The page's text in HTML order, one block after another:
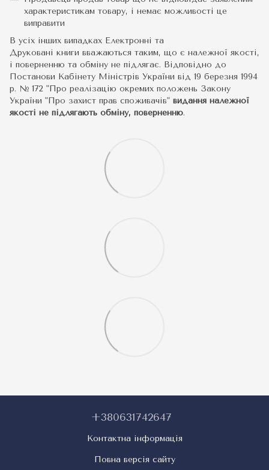
характеристикам товару, і немає можливості це
виправити
В усіх інших випадках Електронні та
Друковані книги вважаються таким, що є належної якості,
і поверненню та обміну не підлягає. Відповідно до
Постанови Кабінету Міністрів України від 19 березня 1994
р. № 172 "Про реалізацію окремих положень Закону
України "Про захист прав споживачів" видання належної
якості не підлягають обміну, поверненню.
+380631742647
Контактна інформація
Повна версія сайту